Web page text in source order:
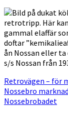
retrotripp. Här
gammal elaffär
doftar
ån Nossan eller
s/s Nossan från
Retrovägen – för
Nossebro marknad
Nossebrobadet